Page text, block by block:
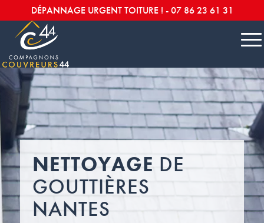
DÉPANNAGE URGENT TOITURE ! -07 86 23 61 31
NETTOYAGE DE
GOUTTIÈRES
NANTES